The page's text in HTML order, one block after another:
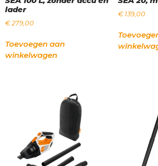
lader
€279,00
Toevoegen aan
winkelwagen
€139,00